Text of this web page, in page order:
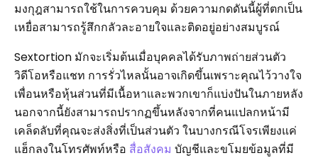
มงกุฎสามารถใช้ในการควบคุม ด้วยความกดดันนี้ผู้ที่ตกเป็น
เหยื่อสามารถรู้สึกกลัวละอายใจและติดอยู่อย่างสมบูรณ์
Sextortion มักจะเริ่มต้นเมื่อบุคคลได้รับภาพถ่ายส่วนตัว
วิดีโอหรือแชท การรั่วไหลนั้นอาจเกิดขึ้นเพราะคุณไว้วางใจ
เพื่อนหรือหุ้นส่วนที่มีเนื้อหาและพวกเขาก็แบ่งปันในภายหลัง
นอกจากนี้ยังสามารถปรากฏขึ้นหลังจากที่คนแปลกหน้ามี
เคล็ดลับที่คุณจะส่งสิ่งที่เป็นส่วนตัว ในบางกรณีโจรเพียงแค่
แฮ็กลงในโทรศัพท์หรือ สื่อสังคม บัญชีและขโมยข้อมูลที่มี